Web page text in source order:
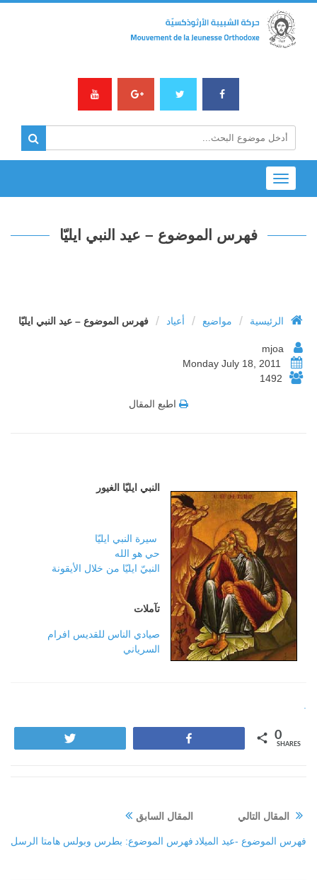
Toggle
navigation
فهرس الموضوع – عيد النبي ايليّا
الرئيسية / مواضيع / أعياد / فهرس الموضوع – عيد النبي ايليّا
1492
اطبع المقال
النبي ايليّا الغيور
سيرة النبي ايليّا
حي هو الله
النبيّ ايليّا من خلال الأيقونة
تآملات
صيادي الناس للقديس افرام
السرياني
0
SHARES
المقال السابق
فهرس الموضوع: بطرس وبولس هامتا الرسل
المقال التالي
فهرس الموضوع -عيد الميلاد